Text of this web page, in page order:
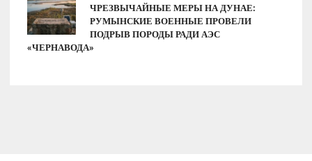
ЧРЕЗВЫЧАЙНЫЕ МЕРЫ НА ДУНАЕ:
РУМЫНСКИЕ ВОЕННЫЕ ПРОВЕЛИ
ПОДРЫВ ПОРОДЫ РАДИ АЭС
«ЧЕРНАВОДА»